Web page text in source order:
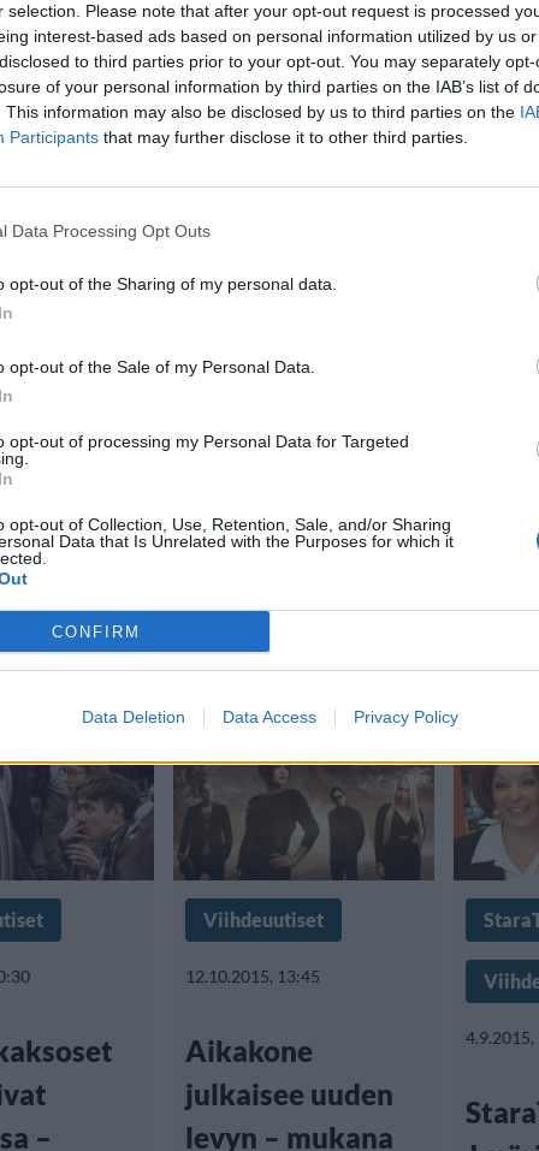
selection. Please note that after your opt-out request is processed
interest-based ads based on personal information utilized by us
to third parties prior to your opt-out. You may separately
of your personal information by third parties on the IAB’s list of
This information may also be disclosed by us to third parties on the
Participants that may further disclose it to other third parties.
Data Processing Opt Outs
opt-out of the Sharing of my personal data.
opt-out of the Sale of my Personal Data.
opt-out of processing my Personal Data for Targeted
opt-out of Collection, Use, Retention, Sale, and/or Sharing
Data that Is Unrelated with the Purposes for which it
CONFIRM
Data Deletion Data Access Privacy Policy
-näytöksessä
Viihdeuutiset
vuotisjuhlakiertueelle
–
Viihdeuutiset
12.10.2015, 13:45
Aikakone
julkaisee uuden
levyn – mukana
4.9.2015,